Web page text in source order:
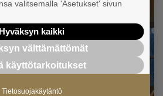
valitsemalla 'Asetukset' sivun
Hyväksyn kaikki
välttämättömät
käyttötarkoitukset
Tietosuojakäytäntö